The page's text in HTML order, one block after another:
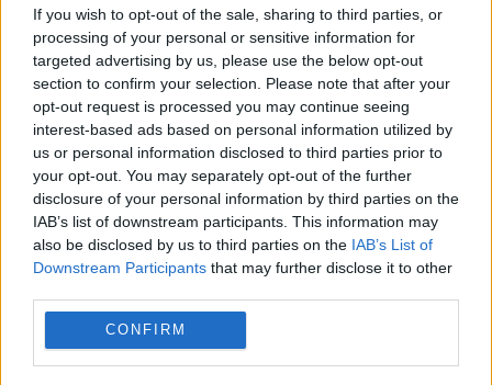
If you wish to opt-out of the sale, sharing to third parties, or
processing of your personal or sensitive information for
targeted advertising by us, please use the below opt-out
section to confirm your selection. Please note that after your
opt-out request is processed you may continue seeing
interest-based ads based on personal information utilized by
us or personal information disclosed to third parties prior to
your opt-out. You may separately opt-out of the further
disclosure of your personal information by third parties on the
IAB’s list of downstream participants. This information may
also be disclosed by us to third parties on the IAB’s List of
Downstream Participants that may further disclose it to other
CONFIRM
Recomandările noastre